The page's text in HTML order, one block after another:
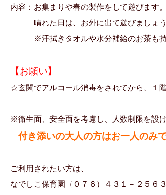
内容：お集まりや春の製作をして遊びます。
晴れた日は、お外に出て遊びましょう
※汗拭きタオルや水分補給のお茶も持
【お願い】
☆玄関でアルコール消毒をされてから、１
※衛生面、安全面を考慮し、人数制限を設
付き添いの大人の方はお一人のみ
ご利用されたい方は、
なでしこ保育園（０７６）４３１－２５６３